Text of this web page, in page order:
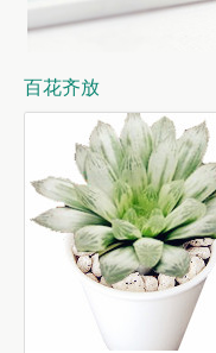
百花齐放